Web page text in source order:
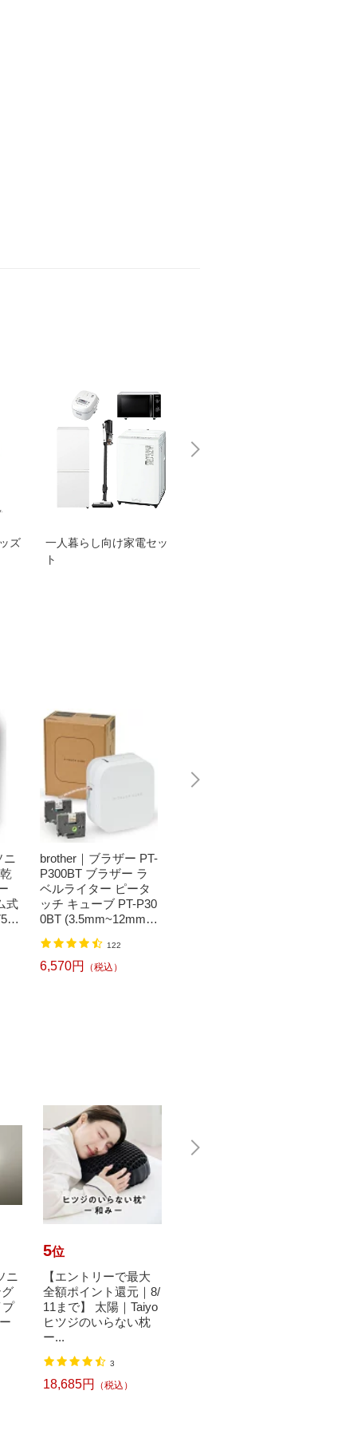
ズ
一人暮らし向け家電セッ
ト
ニ
式
brother｜ブラザー PT-
P300BT ブラザー ラ
ベルライター ピータ
ッチ キューブ PT-P30
0BT (3.5mm~12mm
CH CUBE（ピータッ
チキューブ）[PTP300
122
6,570円 （税込）
ニ
プ
5位
【エントリーで最大
全額ポイント還元｜8/
11まで】 太陽｜Taiyo
ヒツジのいらない枕
ー...
3
18,685円 （税込）